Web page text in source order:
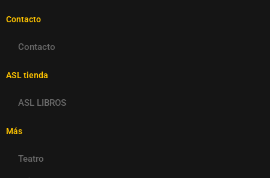
Contacto
Contacto
ASL tienda
ASL LIBROS
Más
Teatro